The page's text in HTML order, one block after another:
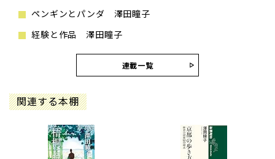
ペンギンとパンダ 澤田瞳子
経験と作品 澤田瞳子
連載一覧
関連する本棚